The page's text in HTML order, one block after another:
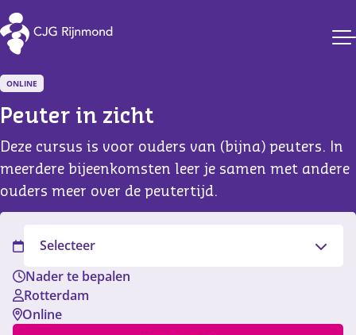
CJG Rijnmond
ONLINE
Peuter in zicht
Deze cursus is voor ouders van (bijna) peuters. In
meerdere bijeenkomsten leer je samen met andere
ouders meer over de peutertijd.
Selecteer
Nader te bepalen
Rotterdam
Online